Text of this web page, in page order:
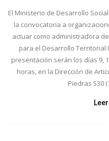
El Ministerio de Desarrollo
la convocatoria a
actuar como administradora
para el Desarrollo Territorial
presentación serán los días 9,
horas, en la Dirección de
Piedras 530